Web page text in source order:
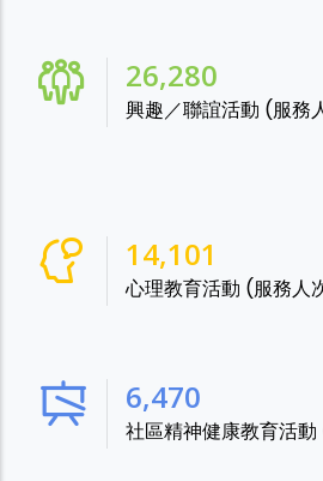
28,865
興趣／聯誼活動 (服務
15,488
心理教育活動 (服務人
7,106
社區精神健康教育活